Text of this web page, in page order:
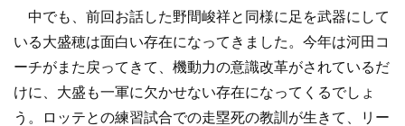
中でも、前回お話した野間峻祥と同様に足を武器にして
いる大盛穂は面白い存在になってきました。今年は河田コ
ーチがまた戻ってきて、機動力の意識改革がされているだ
けに、大盛も一軍に欠かせない存在になってくるでしょ
う。ロッテとの練習試合での走塁死の教訓が生きて、リー